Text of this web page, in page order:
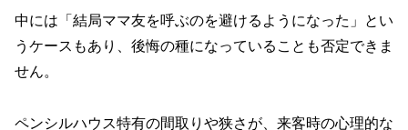
中には「結局ママ友を呼ぶのを避けるようになった」とい
うケースもあり、後悔の種になっていることも否定できま
せん。
ペンシルハウス特有の間取りや狭さが、来客時の心理的な